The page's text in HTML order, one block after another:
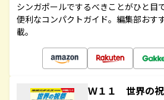
シンガポールでするべきことがひと目
便利なコンパクトガイド。編集部おす
載。
Ｗ１１ 世界の